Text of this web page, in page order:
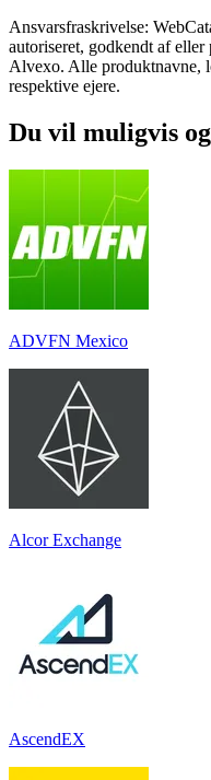
Ansvarsfraskrivelse:
autoriseret, godkendt af
Alvexo. Alle produktnavne,
respektive ejere.
Du vil muligvis
ADVFN Mexico
Alcor Exchange
AscendEX